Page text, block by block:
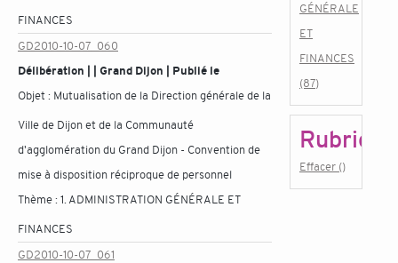
FINANCES
GD2010-10-07_060
Délibération | | Grand Dijon | Publié le
Objet : Mutualisation de la Direction générale de la
Ville de Dijon et de la Communauté
d'agglomération du Grand Dijon - Convention de
mise à disposition réciproque de personnel
Thème :1. ADMINISTRATION GÉNÉRALE ET
FINANCES
GD2010-10-07_061
GÉNÉRALE
ET
FINANCES
(87)
Rubrique
Effacer ()